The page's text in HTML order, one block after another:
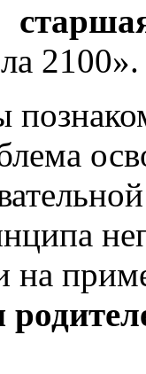
2100».
на